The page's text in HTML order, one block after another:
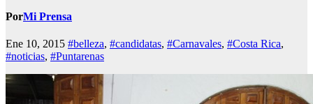
PorMi Prensa
Ene 10, 2015 #belleza, #candidatas, #Carnavales, #Costa Rica,
#noticias, #Puntarenas